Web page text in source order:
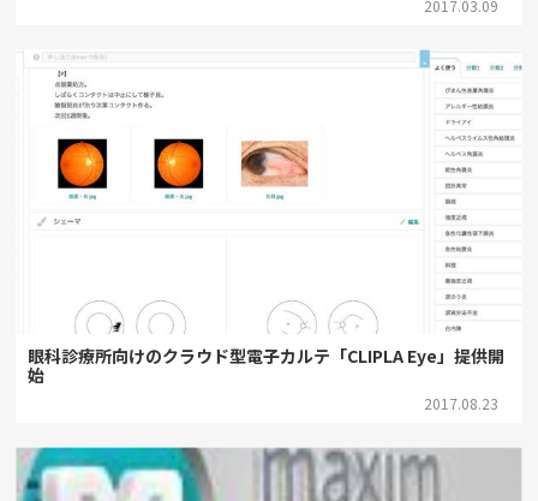
2017.03.09
眼科診療所向けのクラウド型電子カルテ「CLIPLA Eye」提供開
始
2017.08.23